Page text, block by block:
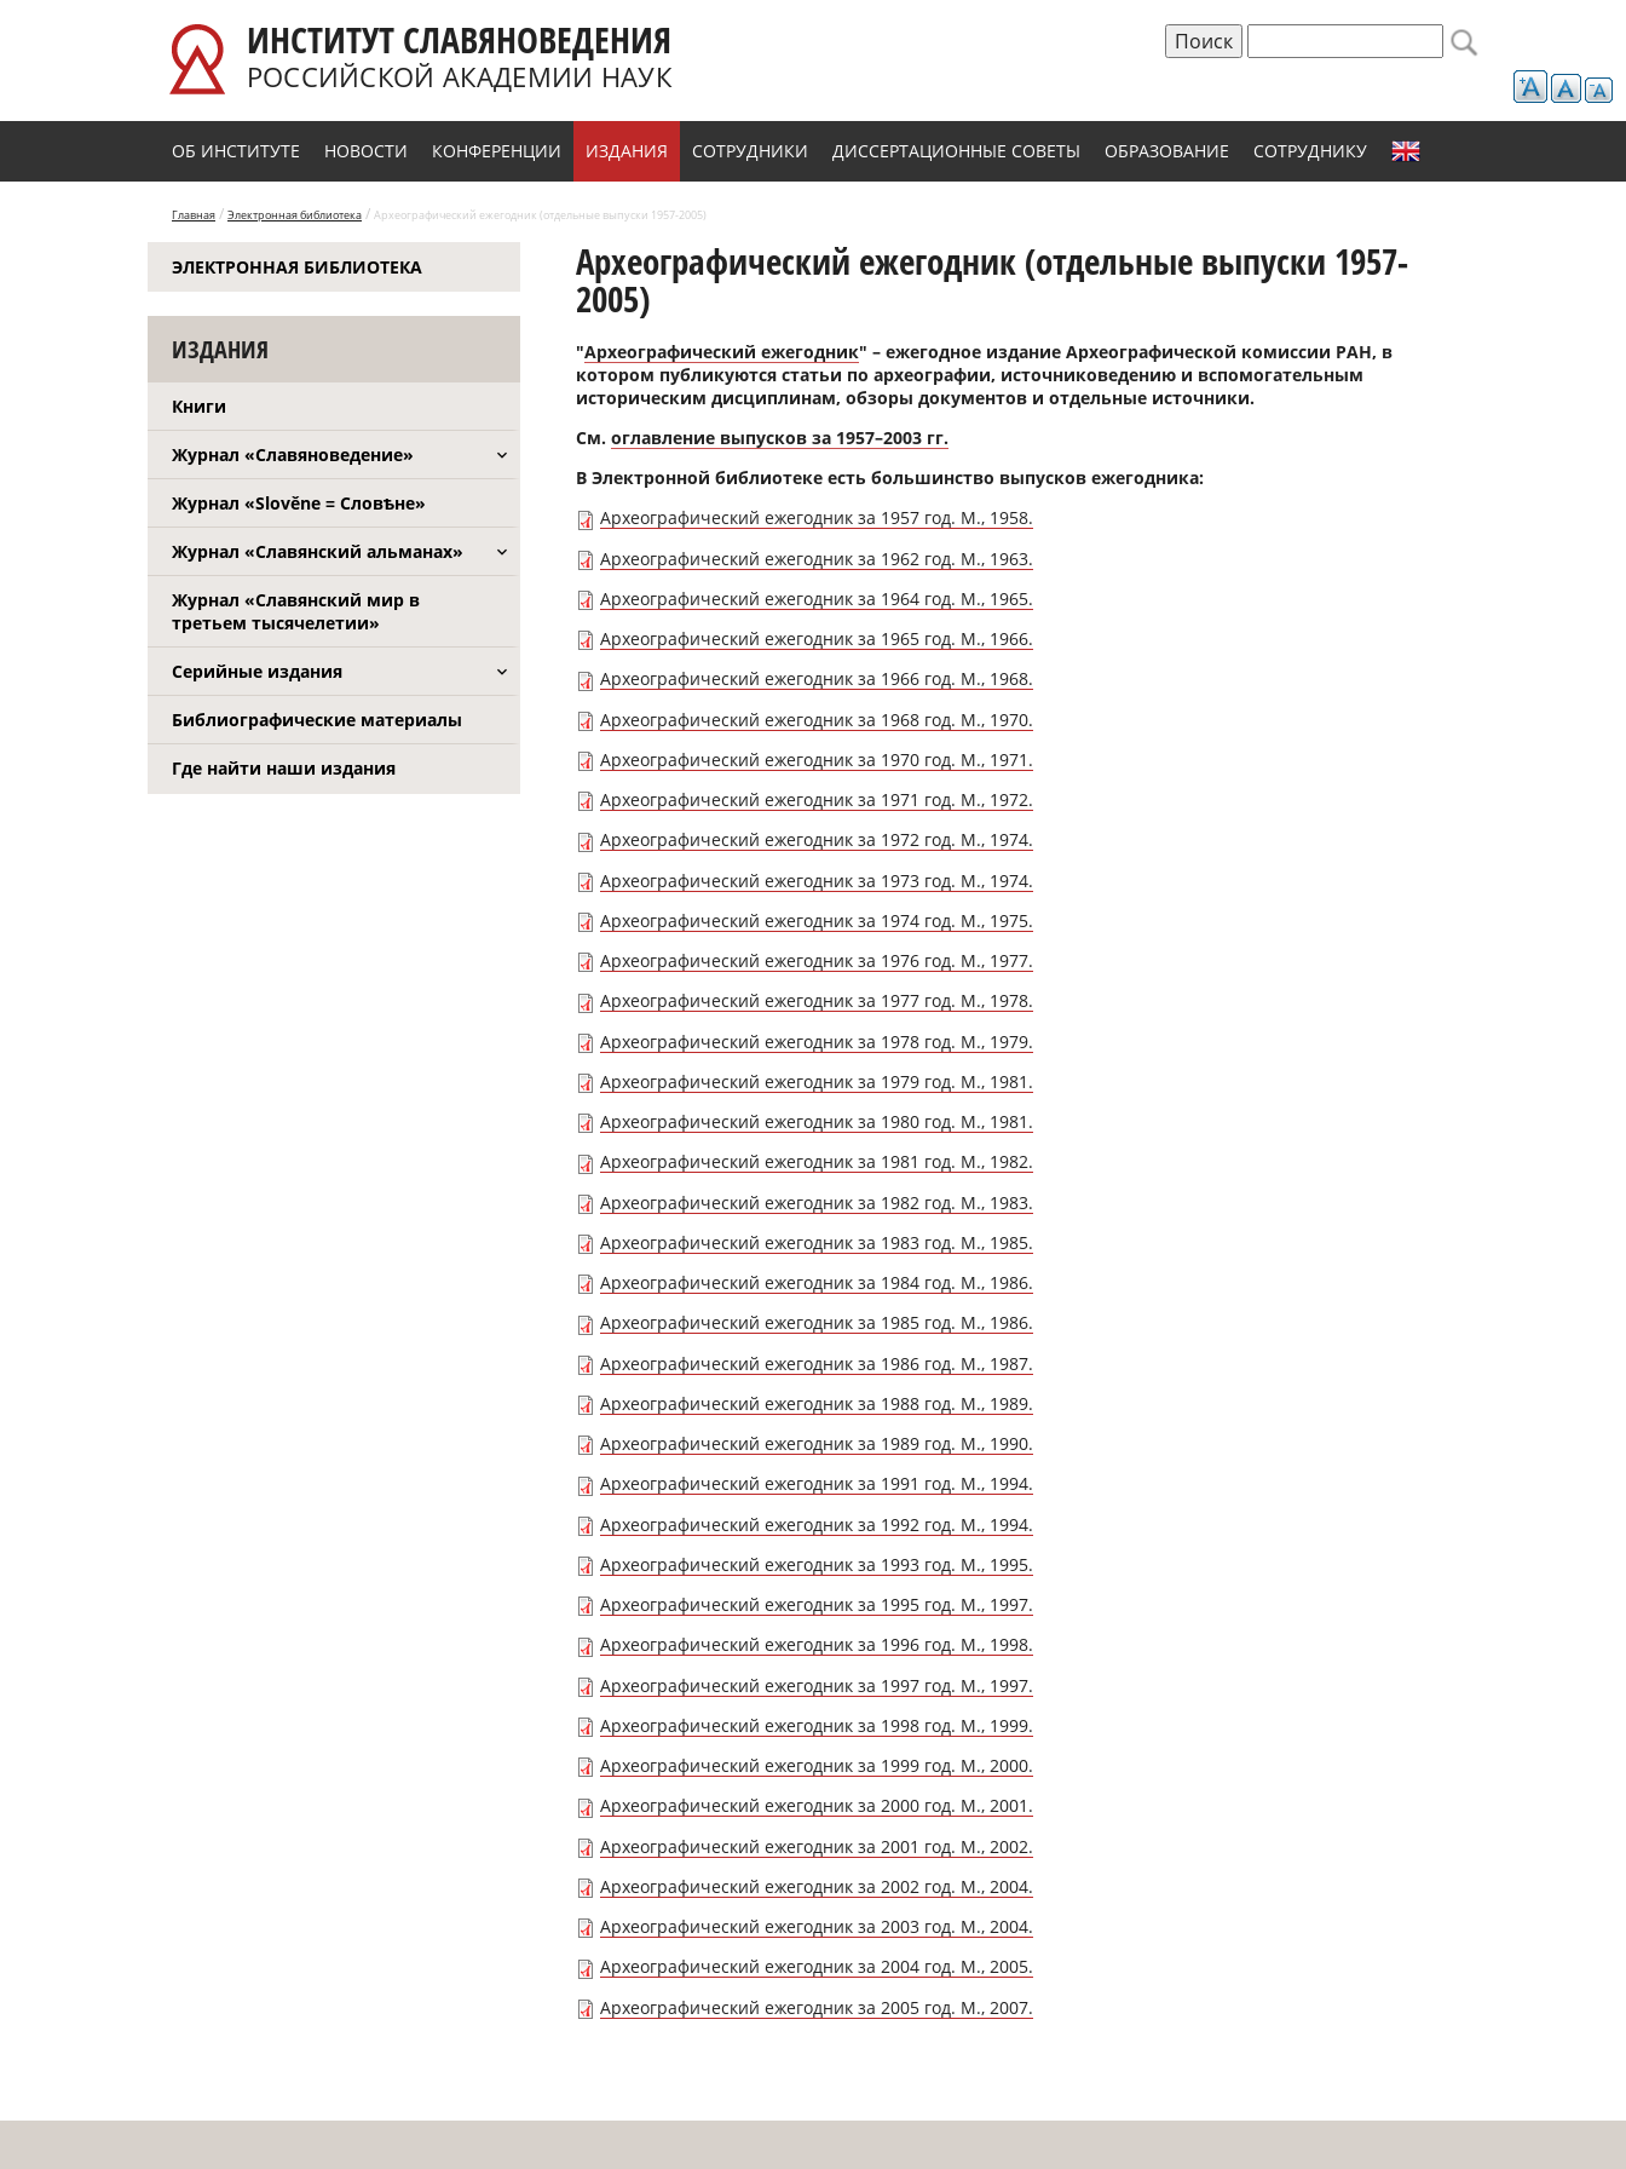
ИНСТИТУТ СЛАВЯНОВЕДЕНИЯ
РОССИЙСКОЙ АКАДЕМИИ НАУК Форма поиска
ОБ ИНСТИТУТЕ НОВОСТИ КОНФЕРЕНЦИИ ИЗДАНИЯ СОТРУДНИКИ ДИССЕРТАЦИОННЫЕ СОВЕТЫ ОБРАЗОВАНИЕ СОТРУДНИКУ
Главная / Электронная библиотека / Археографический ежегодник (отдельные выпуски 1957-2005)
ЭЛЕКТРОННАЯ БИБЛИОТЕКА
ИЗДАНИЯ
Книги
Журнал «Славяноведение»
Журнал «Slověne = Словѣне»
Журнал «Славянский альманах»
Журнал «Славянский мир в
третьем тысячелетии»
Серийные издания
Библиографические материалы
Где найти наши издания
Археографический ежегодник (отдельные выпуски 1957-
2005)
"Археографический ежегодник" – ежегодное издание Археографической комиссии РАН, в
котором публикуются статьи по археографии, источниковедению и вспомогательным
историческим дисциплинам, обзоры документов и отдельные источники.
См. оглавление выпусков за 1957–2003 гг.
В Электронной библиотеке есть большинство выпусков ежегодника:
Археографический ежегодник за 1957 год. М., 1958.
Археографический ежегодник за 1962 год. М., 1963.
Археографический ежегодник за 1964 год. М., 1965.
Археографический ежегодник за 1965 год. М., 1966.
Археографический ежегодник за 1966 год. М., 1968.
Археографический ежегодник за 1968 год. М., 1970.
Археографический ежегодник за 1970 год. М., 1971.
Археографический ежегодник за 1971 год. М., 1972.
Археографический ежегодник за 1972 год. М., 1974.
Археографический ежегодник за 1973 год. М., 1974.
Археографический ежегодник за 1974 год. М., 1975.
Археографический ежегодник за 1976 год. М., 1977.
Археографический ежегодник за 1977 год. М., 1978.
Археографический ежегодник за 1978 год. М., 1979.
Археографический ежегодник за 1979 год. М., 1981.
Археографический ежегодник за 1980 год. М., 1981.
Археографический ежегодник за 1981 год. М., 1982.
Археографический ежегодник за 1982 год. М., 1983.
Археографический ежегодник за 1983 год. М., 1985.
Археографический ежегодник за 1984 год. М., 1986.
Археографический ежегодник за 1985 год. М., 1986.
Археографический ежегодник за 1986 год. М., 1987.
Археографический ежегодник за 1988 год. М., 1989.
Археографический ежегодник за 1989 год. М., 1990.
Археографический ежегодник за 1991 год. М., 1994.
Археографический ежегодник за 1992 год. М., 1994.
Археографический ежегодник за 1993 год. М., 1995.
Археографический ежегодник за 1995 год. М., 1997.
Археографический ежегодник за 1996 год. М., 1998.
Археографический ежегодник за 1997 год. М., 1997.
Археографический ежегодник за 1998 год. М., 1999.
Археографический ежегодник за 1999 год. М., 2000.
Археографический ежегодник за 2000 год. М., 2001.
Археографический ежегодник за 2001 год. М., 2002.
Археографический ежегодник за 2002 год. М., 2004.
Археографический ежегодник за 2003 год. М., 2004.
Археографический ежегодник за 2004 год. М., 2005.
Археографический ежегодник за 2005 год. М., 2007.